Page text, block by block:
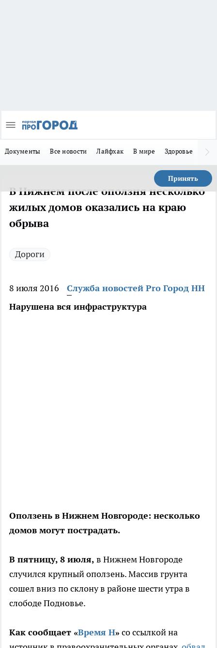
Документы Все новости Лайфхак В мире Здоровье
Принять
В Нижнем после оползня несколько
жилых домов оказались на краю
обрыва
Дороги
8 июля 2016
Служба новостей Pro Город НН
Нарушена вся инфраструктура
Оползень в Нижнем Новгороде: несколько
домов могут пострадать.
В пятницу, 8 июля, в Нижнем Новгороде
случился крупный оползень. Массив грунта
сошел вниз по склону в районе шести утра в
слободе Подновье.
Как сообщает «Время Н» со ссылкой на